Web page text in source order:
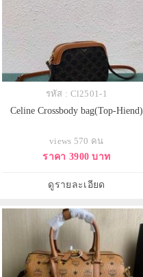
รหัส : Cl2501-1
Celine Crossbody bag(Top-Hiend)
views 570 คน
ราคา 3900 บาท
ดูรายละเอียด